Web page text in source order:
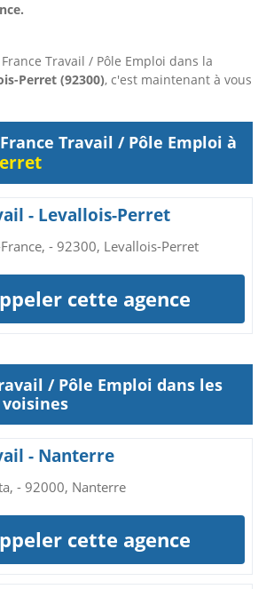
Travail / Pôle Emploi dans la
Perret (92300), c'est maintenant à vous
Travail / Pôle Emploi à
- Levallois-Perret
- 92300, Levallois-Perret
cette agence
/ Pôle Emploi dans les
- Nanterre
- 92000, Nanterre
cette agence